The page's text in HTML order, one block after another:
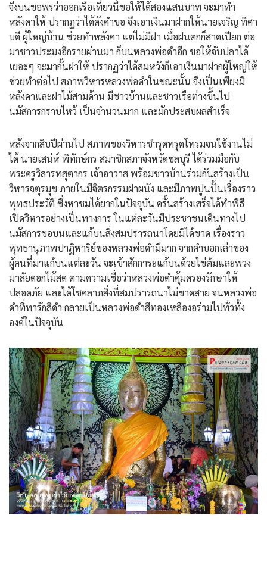
จึงบนขอพรว่าออกเรือเที่ยวนี้ขอให้ได้สองแสนบาท จะมาทำ
หลังคาให้ ปรากฏว่าได้ดังคำขอ จึงเอาเงินมาฝากให้นายเจริญ ทิศา
บดี ผู้ใหญ่บ้าน ช่วยทำหลังคา แต่ไม่มีฝา เมื่อฝนตกก็สาดเปียก ต่อ
มาชาวประมงอีกรายผ่านมา ก็บนหลวงพ่อดำอีก ขอให้จับปลาได้
เยอะๆ จะมากั้นฝาให้ ปรากฏว่าได้สมหวังก็เอาเงินมาฝากผู้ใหญ่ให้
ช่วยทำต่อไป สภาพวิหารหลวงพ่อดำในขณะนั้น จึงเป็นเพียงมี
หลังคาและฝาไม้สามด้าน มีชาวบ้านและชาวเรือต่างขึ้นไป
นมัสการกราบไหว้ เป็นจำนวนมาก และมักประสบผลสำเร็จ
หลังจากสิบปีผ่านไป สภาพของวิหารชำรุดทรุดโทรมจนใช้งานไม่
ได้ นายเสน่ห์ พิทักษ์กร สมาชิกสภาจังหวัดชลบุรี ได้ร่วมมือกับ
พระครูวิสารทสุตากร เจ้าอาวาส พร้อมชาวบ้านร่วมกันสร้างเป็น
วิหารจตุรมุข ภายในมีจิตรกรรมฝาผนัง และมีภาพปูนปั้นเรื่องราว
พุทธประวัติ ซึ่งหาชมได้ยากในปัจจุบัน ครั้นสร้างเสร็จได้ทำพิธี
เปิดวิหารอย่างเป็นทางการ ในแต่ละวันมีประชาชนเดินทางไป
นมัสการขอบนและแก้บนสิ่งสมปรารถนาโดยมิได้ขาด เรื่องราว
พุทธานุภาพปาฏิหาริย์ของหลวงพ่อดำมีมาก จากคำบอกเล่าของ
ผู้คนที่มาแก้บนแต่ละวัน จะเข้าสักการะแก้บนด้วยไข่ต้มและพวง
มาลัยดอกไม้สด ตามความเชื่อว่าหลวงพ่อดำคุ้มครองรักษาให้
ปลอดภัย และได้โชคลาภสิ่งที่สมปรารถนาไม่ขาดสาย จนหลวงพ่อ
ดำที่ทารักสีดำ กลายเป็นหลวงพ่อดำสีทองเหลืองอร่ามไปทั่วทั้ง
องค์ในปัจจุบัน